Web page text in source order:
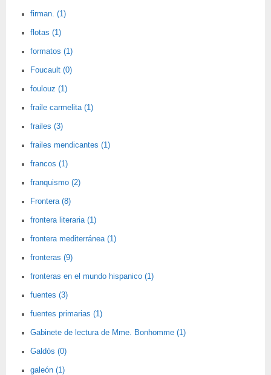
firman. (1)
flotas (1)
formatos (1)
Foucault (0)
foulouz (1)
fraile carmelita (1)
frailes (3)
frailes mendicantes (1)
francos (1)
franquismo (2)
Frontera (8)
frontera literaria (1)
frontera mediterránea (1)
fronteras (9)
fronteras en el mundo hispanico (1)
fuentes (3)
fuentes primarias (1)
Gabinete de lectura de Mme. Bonhomme (1)
Galdós (0)
galeón (1)